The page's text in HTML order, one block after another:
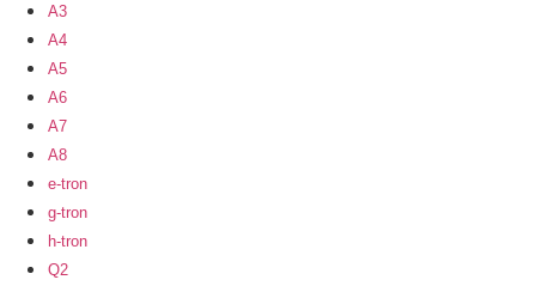
A3
A4
A5
A6
A7
A8
e-tron
g-tron
h-tron
Q2